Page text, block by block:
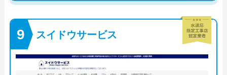
スイドウサービス